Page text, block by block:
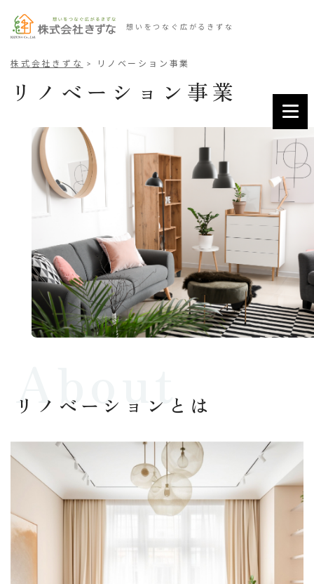
想いをつなぐ広がるきずな
株式会社きずな > リノベーション事業
リノベーション事業
リノベーションとは